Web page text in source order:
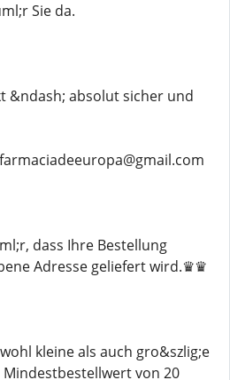
Sie da.
&ndash; absolut sicher und
dass Ihre Bestellung
Adresse geliefert wird.♛♛
kleine als auch gro&szlig;e
von 20